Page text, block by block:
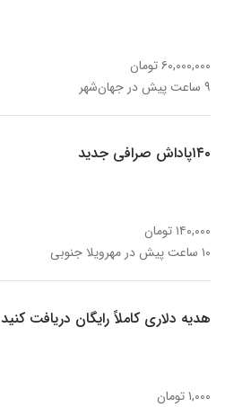
۶۰,۰۰۰,۰۰۰ تومان
۹ ساعت پیش در جهان‌شهر
۱۴۰پاداش صرافی جدید
۱۴۰,۰۰۰ تومان
۱۰ ساعت پیش در مهرویلا جنوبی
هدیه دلاری کاملاً رایگان دریافت کنید
۱,۰۰۰ تومان